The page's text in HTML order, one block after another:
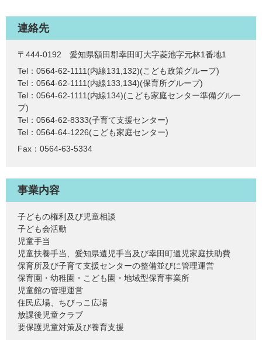
連絡先
〒444-0192 愛知県額田郡幸田町大字菱池字元林1番地1
Tel：0564-62-1111(内線131,132) こども政策グループ
Tel：0564-62-1111(内線133,134) 保育所グループ
Tel：0564-62-1111(内線134) こども家庭センター準備グルー
プ
Tel：0564-62-8333 子育て支援センター
Tel：0564-64-1226 こども家庭センター
Fax：0564-63-5334
事業内容
子どもの権利及び児童相談
子ども会活動
児童手当
児童扶養手当、愛知県遺児手当及び幸田町遺児家庭扶助費
保育所及び子育て支援センターの整備並びに管理運営
保育園・幼稚園・こども園・地域型保育事業所
児童館の管理運営
住民広場、ちびっこ広場
放課後児童クラブ
要保護児童対策及び養育支援